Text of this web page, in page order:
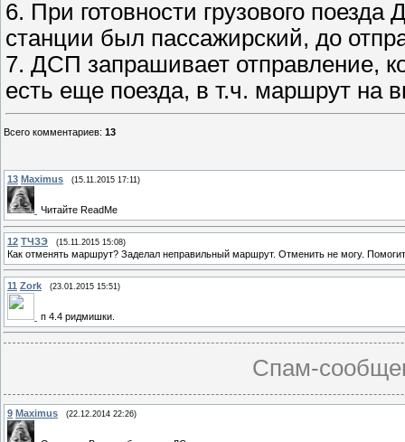
6. При готовности грузового
станции был пассажирский, до
7. ДСП запрашивает отправление,
есть еще поезда, в т.ч. маршрут на
Всего комментариев: 13
13 Maximus (15.11.2015 17:11)
Читайте ReadMe
12 ТЧЗЭ (15.11.2015 15:08)
Как отменять маршрут? Заделал неправильный маршрут. Отменить не могу.
11 Zork (23.01.2015 15:51)
п 4.4 ридмишки.
Спам-
9 Maximus (22.12.2014 22:26)